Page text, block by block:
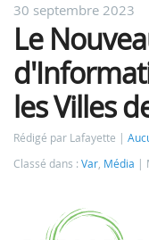
30 septembre 2023
Le
les Villes
Rédigé par Lafayette
Classé dans : Var, Média